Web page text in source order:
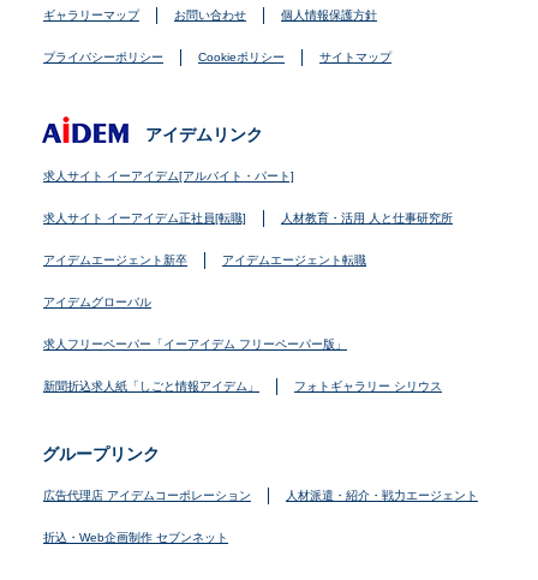
ギャラリーマップ お問い合わせ 個人情報保護方針
プライバシーポリシー Cookieポリシー サイトマップ
アイデムリンク
求人サイト イーアイデム[アルバイト・パート]
求人サイト イーアイデム正社員[転職] 人材教育・活用 人と仕事研究所
アイデムエージェント新卒 アイデムエージェント転職
アイデムグローバル
求人フリーペーパー「イーアイデム フリーペーパー版」
新聞折込求人紙「しごと情報アイデム」 フォトギャラリー シリウス
グループリンク
広告代理店 アイデムコーポレーション 人材派遣・紹介・戦力エージェント
折込・Web企画制作 セブンネット